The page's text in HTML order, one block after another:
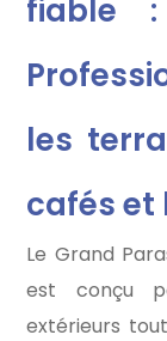
fiable
les
cafés et
Le Grand
est conçu
extérieurs